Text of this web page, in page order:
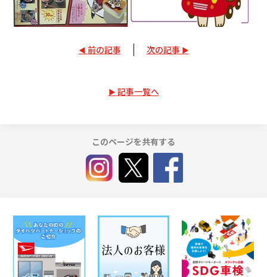
前の記事 次の記事
記事一覧へ
このページを共有する